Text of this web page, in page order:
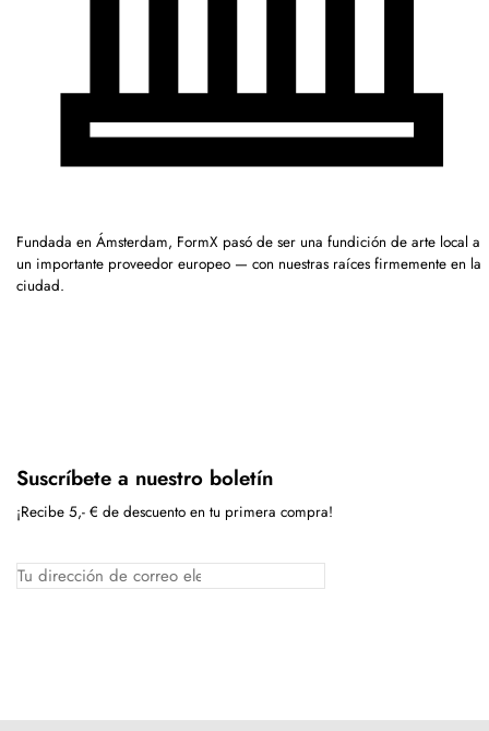
Fundada en Ámsterdam, FormX pasó de ser una fundición de arte local a
un importante proveedor europeo — con nuestras raíces firmemente en la
ciudad.
Suscríbete a nuestro boletín
¡Recibe 5,- € de descuento en tu primera compra!